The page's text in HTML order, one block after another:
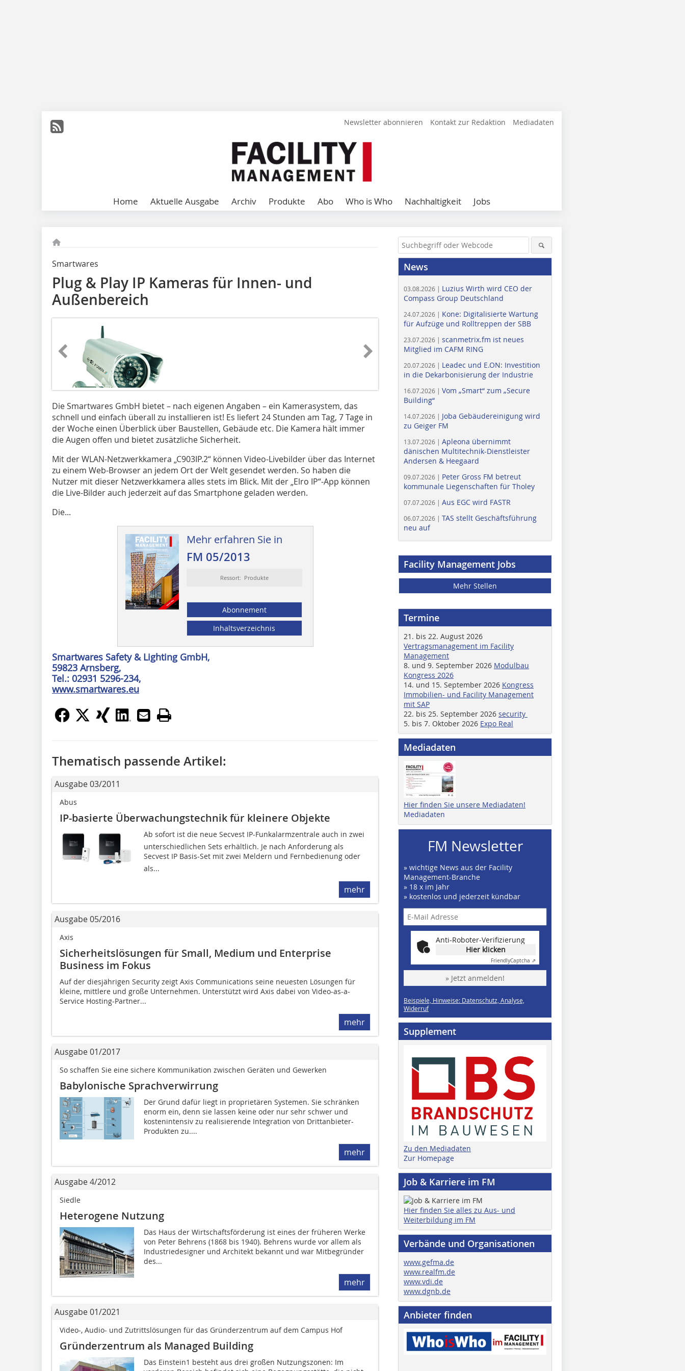
Newsletter abonnieren Kontakt zur Redaktion Mediadaten
Home Aktuelle Ausgabe Archiv Produkte Abo Who is Who Nachhaltigkeit Jobs
Smartwares
Plug & Play IP Kameras für Innen- und
Außenbereich
Die Smartwares GmbH bietet – nach eigenen Angaben – ein Kamerasystem, das
schnell und einfach überall zu installieren ist! Es liefert 24 Stunden am Tag, 7 Tage in
der Woche einen Überblick über Baustellen, Gebäude etc. Die Kamera hält immer
die Augen offen und bietet zusätzliche Sicherheit.
Mit der WLAN-Netzwerkkamera „C903IP.2“ können Video-Livebilder über das Internet
zu einem Web-Browser an jedem Ort der Welt gesendet werden. So haben die
Nutzer mit dieser Netzwerkkamera alles stets im Blick. Mit der „Elro IP“-App können
die Live-Bilder auch jederzeit auf das Smartphone geladen werden.
Die...
Mehr erfahren Sie in
FM 05/2013
Ressort: Produkte
Abonnement
Inhaltsverzeichnis
Smartwares Safety & Lighting GmbH,
59823 Arnsberg,
Tel.: 02931 5296-234,
www.smartwares.eu
Thematisch passende Artikel:
Ausgabe 03/2011
Abus
IP-basierte Überwachungstechnik für kleinere Objekte
Ab sofort ist die neue Secvest IP-Funk­alarmzentrale auch in zwei
unterschiedlichen Sets erhältlich. Je nach Anforderung als
Secvest IP Basis-Set mit zwei Meldern und Fernbedienung oder
als...
mehr
Ausgabe 05/2016
Axis
Sicherheitslösungen für Small, Medium und Enterprise
Business im Fokus
Auf der diesjährigen Security zeigt Axis Communications seine neuesten Lösungen für
kleine, mittlere und große Unternehmen. Unterstützt wird Axis dabei von Video-as-a-
Service Hosting-Partner...
mehr
Ausgabe 01/2017
So schaffen Sie eine sichere Kommunikation­ zwischen Geräten und Gewerken
Babylonische Sprachverwirrung
Der Grund dafür liegt in proprietären Systemen. Sie schränken
enorm ein, denn sie lassen keine oder nur sehr schwer und
kostenintensiv zu realisierende Integration von Drittanbieter-
Produkten zu....
mehr
Ausgabe 4/2012
Siedle
Heterogene Nutzung
Das Haus der Wirtschaftsförderung ist eines der früheren Werke
von ­Peter ­Behrens (1868 bis 1940). Behrens wurde vor allem als
Industriedesigner und Architekt bekannt und war Mitbegründer
des...
mehr
Ausgabe 01/2021
Video-, Audio- und Zutrittslösungen für das Gründerzentrum auf dem Campus Hof
Gründerzentrum als Managed Building
Das Einstein1 besteht aus drei großen Nutzungszonen: Im
News
03.08.2026 | Luzius Wirth wird CEO der
Compass Group Deutschland
24.07.2026 | Kone: Digitalisierte Wartung
für Aufzüge und Rolltreppen der SBB
23.07.2026 | scanmetrix.fm ist neues
Mitglied im CAFM RING
20.07.2026 | Leadec und E.ON: Investition
in die Dekarbonisierung der Industrie
16.07.2026 | Vom „Smart“ zum „Secure
Building“
14.07.2026 | Joba Gebäudereinigung wird
zu Geiger FM
13.07.2026 | Apleona übernimmt
dänischen Multitechnik-Dienstleister
Andersen & Heegaard
09.07.2026 | Peter Gross FM betreut
kommunale Liegenschaften für Tholey
07.07.2026 | Aus EGC wird FASTR
06.07.2026 | TAS stellt Geschäftsführung
neu auf
Facility Management Jobs
Mehr Stellen
Termine
21. bis 22. August 2026
Vertragsmanagement im Facility
Management
8. und 9. September 2026 Modulbau
Kongress 2026
14. und 15. September 2026 Kongress
Immobilien- und Facility Management
mit SAP
22. bis 25. September 2026 security
5. bis 7. Oktober 2026 Expo Real
Mediadaten
Hier finden Sie unsere Mediadaten!
Mediadaten
FM Newsletter
» wichtige News aus der Facility
Management-Branche
» 18 x im Jahr
» kostenlos und jederzeit kündbar
Anti-Roboter-Verifizierung
Hier klicken
FriendlyCaptcha ⇗
» Jetzt anmelden!
Beispiele, Hinweise: Datenschutz, Analyse,
Widerruf
Supplement
Zu den Mediadaten
Zur Homepage
Job & Karriere im FM
Hier finden Sie alles zu Aus- und
Weiterbildung im FM
Verbände und Organisationen
www.gefma.de
www.realfm.de
www.vdi.de
www.dgnb.de
Anbieter finden